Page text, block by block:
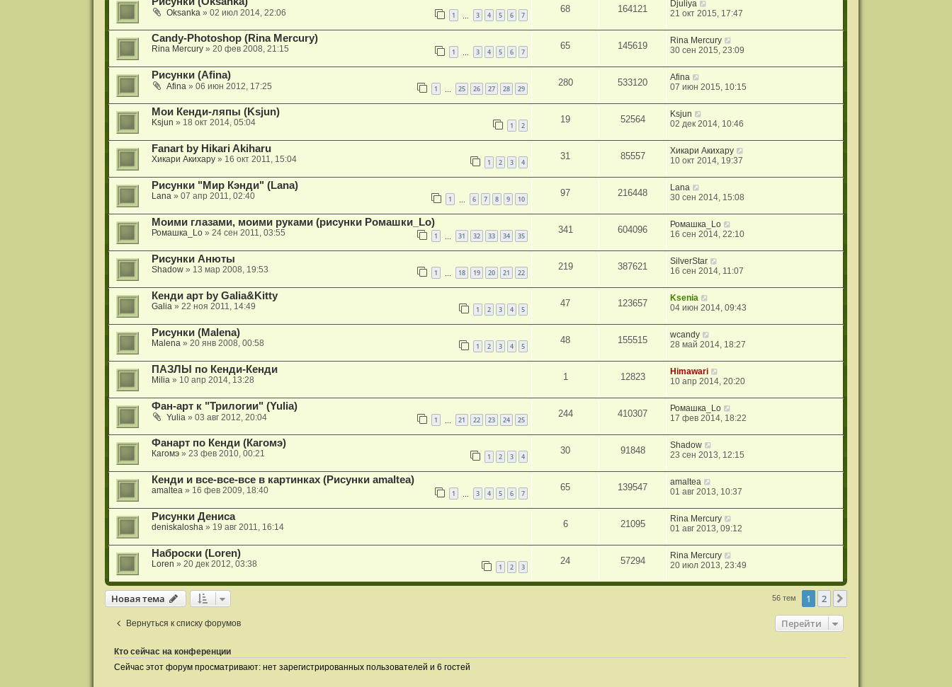
Oksanka » 02 июл 2014, 22:06 1 3 4 5 6 7
68 164121
Djuliya
21 окт 2015, 17:47
Candy-Photoshop (Rina Mercury)
Rina Mercury» 20 фев 2008, 21:15 1 3 4 5 6 7
65 145619
Rina Mercury
30 сен 2015, 23:09
Рисунки (Afina)
Afina » 06 июн 2012, 17:25 1 25 26 27 28 29
280 533120
Afina
07 июн 2015, 10:15
Мои Кенди-ляпы (Ksjun)
Ksjun » 18 окт 2014, 05:04 1 2
19 52564
Ksjun
02 дек 2014, 10:46
Fanart by Hikari Akiharu
Хикари Акихару» 16 окт 2011, 15:04 1 2 3 4
31 85557
Хикари Акихару
10 окт 2014, 19:37
Рисунки "Мир Кэнди" (Lana)
Lana » 07 апр 2011, 02:40 1 6 7 8 9 10
97 216448
Lana
30 сен 2014, 15:08
Моими глазами, моими руками (рисунки Ромашки_Lo)
Ромашка_Lo» 24 сен 2011, 03:55 1 31 32 33 34 35
341 604096
Ромашка_Lo
16 сен 2014, 22:10
Рисунки Анюты
Shadow» 13 мар 2008, 19:53 1 18 19 20 21 22
219 387621
SilverStar
16 сен 2014, 11:07
Кенди арт by Galia&Kitty
Galia » 22 ноя 2011, 14:49 1 2 3 4 5
47 123657
Ksenia
04 июн 2014, 09:43
Рисунки (Malena)
Malena » 20 янв 2008, 00:58 1 2 3 4 5
48 155515
wcandy
28 май 2014, 18:27
ПАЗЛЫ по Кенди-Кенди
Milia » 10 апр 2014, 13:28 1 12823
Himawari
10 апр 2014, 20:20
Фан-арт к "Трилогии" (Yulia)
Yulia » 03 авг 2012, 20:04 1 21 22 23 24 25
244 410307
Ромашка_Lo
17 фев 2014, 18:22
Фанарт по Кенди (Кагомэ)
Кагомэ» 23 фев 2010, 00:21 1 2 3 4
30 91848
Shadow
23 сен 2013, 12:15
Кенди и все-все-все в картинках (Рисунки amaltea)
amaltea » 16 фев 2009, 18:40 1 3 4 5 6 7
65 139547
amaltea
01 авг 2013, 10:37
Рисунки Дениса
deniskalosha » 19 авг 2011, 16:14 6 21095
Rina Mercury
01 авг 2013, 09:12
Наброски (Loren)
Loren » 20 дек 2012, 03:38 1 2 3
24 57294
Rina Mercury
20 июл 2013, 23:49
Новая тема 56 тем 1 2
Вернуться к списку форумов Перейти
Кто сейчас на конференции
Сейчас этот форум просматривают: нет зарегистрированных пользователей и 6 гостей